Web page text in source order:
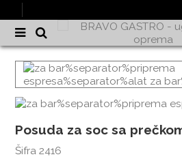
Posuda za soc sa
Šifra 2416